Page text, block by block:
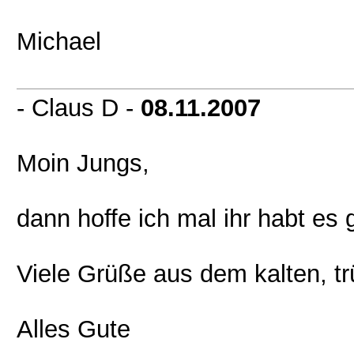
Michael
- Claus D - 08.11.2007
Moin Jungs,
dann hoffe ich mal ihr habt es
Viele Grüße aus dem kalten,
Alles Gute